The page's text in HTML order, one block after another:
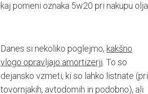
kaj pomeni oznaka 5w20 pri nakupu olja.
Danes si nekoliko poglejmo, kakšno
vlogo opravljajo amortizerji . To so
dejansko vzmeti, ki so lahko listnate (pri
tovornjakih, avtodomih in podobno), ali